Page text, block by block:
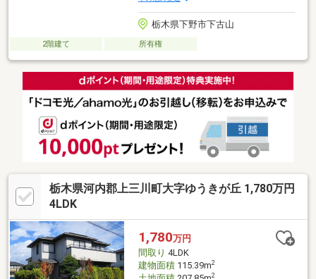
栃木県下野市下古山
2階建て 所有権
栃木県河内郡上三川町大字ゆうきが丘 1,780万円
4LDK
1,780万円
間取り 4LDK
建物面積115.39m2
2